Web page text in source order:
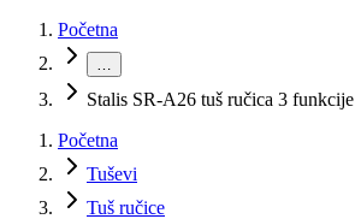
Početna
…
Stalis SR-A26 tuš ručica 3 funkcije
Početna
Tuševi
Tuš ručice